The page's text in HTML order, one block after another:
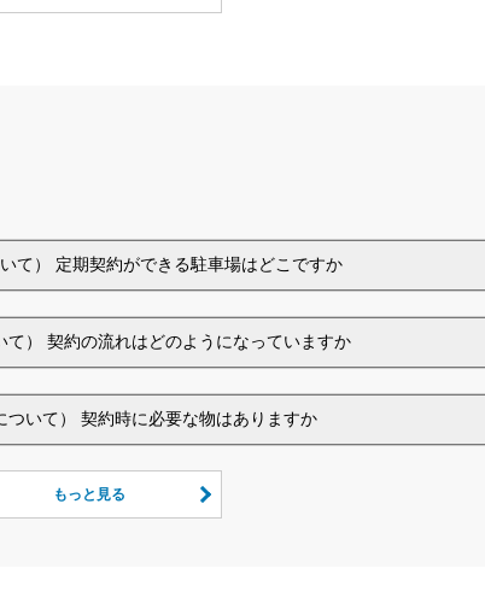
て） 定期契約ができる駐車場はどこですか
て） 契約の流れはどのようになっていますか
ついて） 契約時に必要な物はありますか
もっと見る